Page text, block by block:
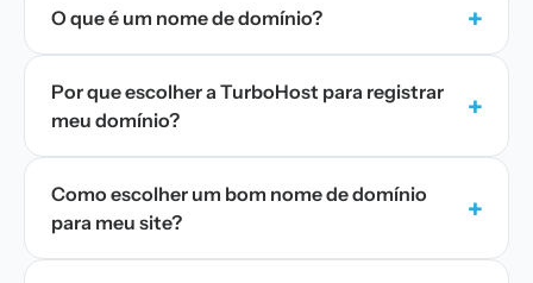
O que é um nome de domínio? +
Por que escolher a TurboHost para registrar
meu domínio?
+
Como escolher um bom nome de domínio
para meu site?
+